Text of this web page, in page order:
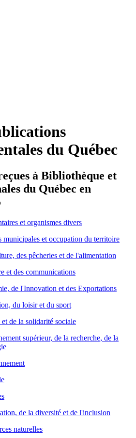
du Québec
à Bibliothèque et
du Québec en
et organismes divers
municipales et occupation du territoire
des pêcheries et de l'alimentation
et des communications
de l'Innovation et des Exportations
du loisir et du sport
de la solidarité sociale
supérieur, de la recherche, de la
de la diversité et de l'inclusion
naturelles